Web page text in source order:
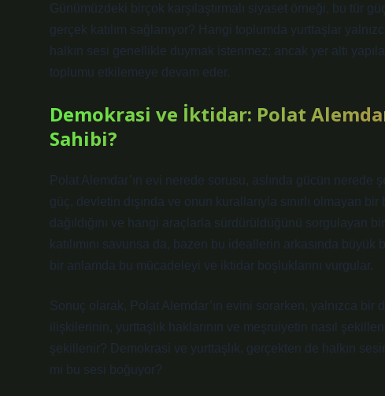
Günümüzdeki birçok karşılaştırmalı siyaset örneği, bu tür
gerçek katılım sağlanıyor? Hangi toplumda yurttaşlar
halkın sesi genellikle duymak istenmez; ancak yer altı
toplumu etkilemeye devam eder.
Demokrasi ve İktidar: Polat
Sahibi?
Polat Alemdar’ın evi nerede sorusu, aslında gücün nerede
güç, devletin dışında ve onun kurallarıyla sınırlı olmayan
dağıldığını ve hangi araçlarla sürdürüldüğünü sorgulayan
katılımını savunsa da, bazen bu ideallerin arkasında
bir anlamda bu mücadeleyi ve iktidar boşluklarını vurgular.
Sonuç olarak, Polat Alemdar’ın evini sorarken, yalnızca bir
ilişkilerinin, yurttaşlık haklarının ve meşruiyetin nasıl
şekillenir? Demokrasi ve yurttaşlık, gerçekten de halkın
mı bu sesi boğuyor?